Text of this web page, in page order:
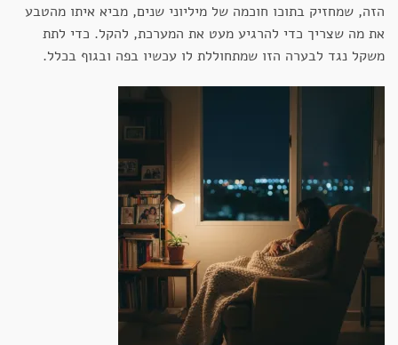
הזה, שמחזיק בתוכו חוכמה של מיליוני שנים, מביא איתו מהטבע
את מה שצריך כדי להרגיע מעט את המערכת, להקל. כדי לתת
משקל נגד לבערה הזו שמתחוללת לו עכשיו בפה ובגוף בכלל.